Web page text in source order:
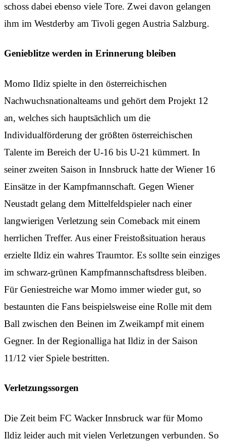
schoss dabei ebenso viele Tore. Zwei davon gelangen
ihm im Westderby am Tivoli gegen Austria Salzburg.
Genieblitze werden in Erinnerung bleiben
Momo Ildiz spielte in den österreichischen
Nachwuchsnationalteams und gehört dem Projekt 12
an, welches sich hauptsächlich um die
Individualförderung der größten österreichischen
Talente im Bereich der U-16 bis U-21 kümmert. In
seiner zweiten Saison in Innsbruck hatte der Wiener 16
Einsätze in der Kampfmannschaft. Gegen Wiener
Neustadt gelang dem Mittelfeldspieler nach einer
langwierigen Verletzung sein Comeback mit einem
herrlichen Treffer. Aus einer Freistoßsituation heraus
erzielte Ildiz ein wahres Traumtor. Es sollte sein einziges
im schwarz-grünen Kampfmannschaftsdress bleiben.
Für Geniestreiche war Momo immer wieder gut, so
bestaunten die Fans beispielsweise eine Rolle mit dem
Ball zwischen den Beinen im Zweikampf mit einem
Gegner. In der Regionalliga hat Ildiz in der Saison
11/12 vier Spiele bestritten.
Verletzungssorgen
Die Zeit beim FC Wacker Innsbruck war für Momo
Ildiz leider auch mit vielen Verletzungen verbunden. So